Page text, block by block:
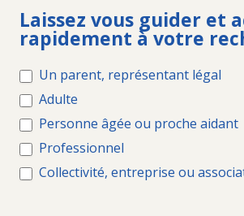
ACCUEIL
ADPEP
Laissez vous guider et
rapidement à votre
Un parent, représentant légal
Adulte
Personne âgée ou proche aidant
Professionnel
Collectivité, entreprise ou